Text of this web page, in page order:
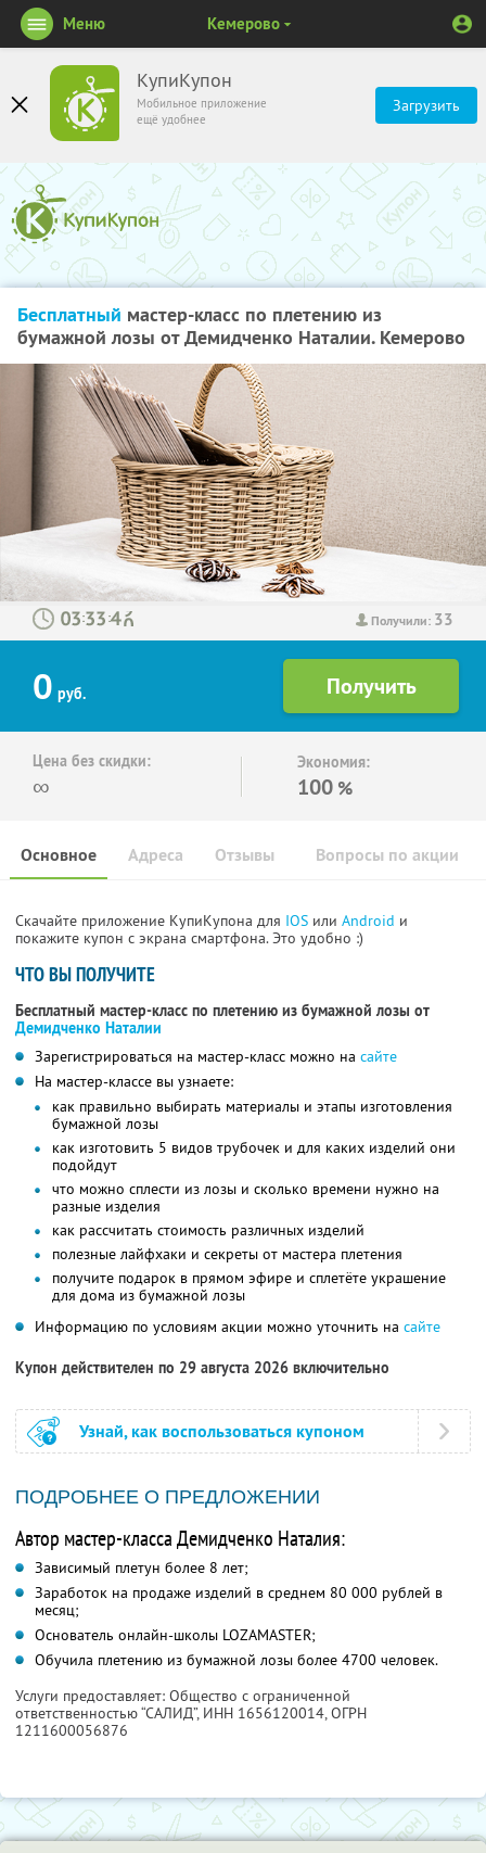
КупиКупон
Мобильное приложение
ещё удобнее
Загрузить
Меню Кемерово
Бесплатный мастер-класс по плетению из
бумажной лозы от Демидченко Наталии. Кемерово
Получили: 33
: :
0 руб.
Цена без скидки:
∞
Экономия:
100 %
Основное Отзывы Вопросы по акции
Адреса
Скачайте приложение КупиКупона для IOS или Android и
покажите купон с экрана смартфона. Это удобно :)
ЧТО ВЫ ПОЛУЧИТЕ
Бесплатный мастер-класс по плетению из бумажной лозы от
Демидченко Наталии
Зарегистрироваться на мастер-класс можно на сайте
На мастер-классе вы узнаете:
как правильно выбирать материалы и этапы изготовления
бумажной лозы
как изготовить 5 видов трубочек и для каких изделий они
подойдут
что можно сплести из лозы и сколько времени нужно на
разные изделия
как рассчитать стоимость различных изделий
полезные лайфхаки и секреты от мастера плетения
получите подарок в прямом эфире и сплетёте украшение
для дома из бумажной лозы
Информацию по условиям акции можно уточнить на сайте
Купон действителен по 29 августа 2026 включительно
Узнай, как воспользоваться купоном
ПОДРОБНЕЕ О ПРЕДЛОЖЕНИИ
Автор мастер-класса Демидченко Наталия:
Зависимый плетун более 8 лет;
Заработок на продаже изделий в среднем 80 000 рублей в
месяц;
Основатель онлайн-школы LOZAMASTER;
Обучила плетению из бумажной лозы более 4700 человек.
Услуги предоставляет: Общество с ограниченной
ответственностью “САЛИД”, ИНН 1656120014, ОГРН
1211600056876